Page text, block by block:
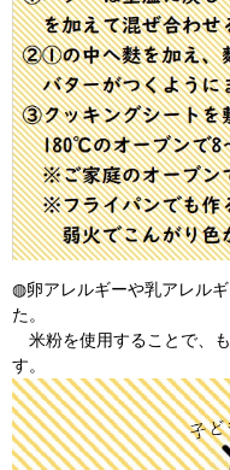
◍卵アレルギーや乳アレル
た。
米粉を使用することで、
す。